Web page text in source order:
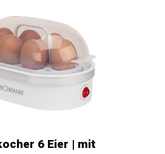
6 Eier | mit